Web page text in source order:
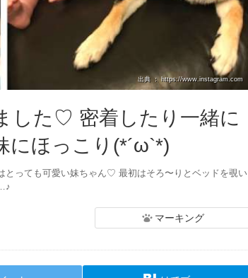
出典 ： https://www.instagram.com
した♡ 密着したり一緒に
ほっこり(*´ω`*)
とっても可愛い妹ちゃん♡ 最初はそろ〜りとベッドを覗い
マーキング